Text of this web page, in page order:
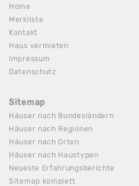
Home
Merkliste
Kontakt
Haus vermieten
Impressum
Datenschutz
Sitemap
Häuser nach Bundesländern
Häuser nach Regionen
Häuser nach Orten
Häuser nach Haustypen
Neueste Erfahrungsberichte
Sitemap komplett